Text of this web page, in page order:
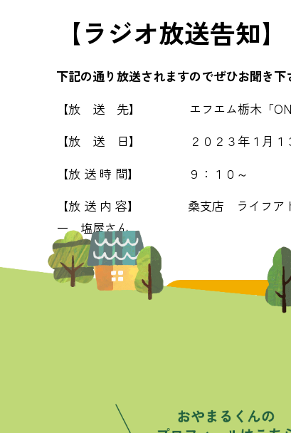
【ラジオ放送告知】
下記の通り放送されますのでぜひお聞き下
【放 送 先】 エフエム栃木「ONE
【放 送 日】 ２０２３年１月１３
【放 送 時 間】 ９：１０～
【放 送 内 容】 桑支店 ライフアド
ー 塩屋さん
トピッ